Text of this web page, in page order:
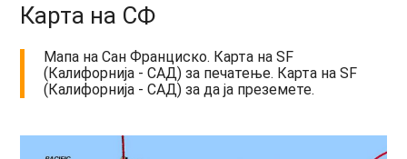
Карта на СФ
Мапа на Сан Франциско. Карта на SF
(Калифорнија - САД) за печатење. Карта на SF
(Калифорнија - САД) за да ја преземете.